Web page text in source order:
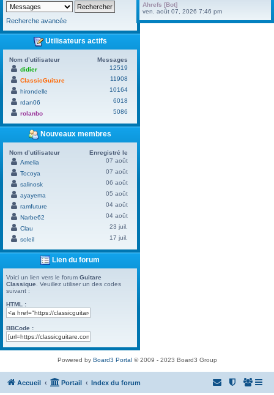
Recherche avancée
Utilisateurs actifs
Nom d’utilisateur
Messages
didier
12519
ClassicGuitare
11908
hirondelle
10164
rdan06
6018
rolanbo
5086
Nouveaux membres
Nom d’utilisateur
Enregistré le
Amelia
07 août
Tocoya
07 août
salinosk
06 août
ayayema
05 août
ramfuture
04 août
Narbe62
04 août
Clau
23 juil.
soleil
17 juil.
Lien du forum
Voici un lien vers le forum Guitare
Classique . Veuillez utiliser un des codes
suivant :
HTML :
BBCode :
Ahrefs [Bot]
ven. août 07, 2026 7:46 pm
Powered by Board3 Portal© 2009 - 2023 Board3 Group
Accueil Portail Index du forum